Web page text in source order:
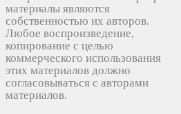
материалы являются
собственностью их авторов.
Любое воспроизведение,
копирование с целью
коммерческого использования
этих материалов должно
согласовываться с авторами
материалов.